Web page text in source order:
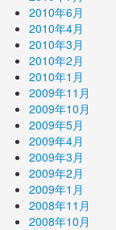
2010年6月
2010年4月
2010年3月
2010年2月
2010年1月
2009年11月
2009年10月
2009年5月
2009年4月
2009年3月
2009年2月
2009年1月
2008年11月
2008年10月